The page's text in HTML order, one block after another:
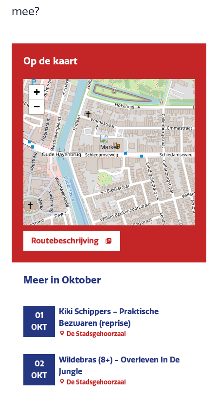
mee?
Op de kaart
+
−
Routebeschrijving
Meer in Oktober
01
OKT
Kiki Schippers - Praktische
Bezwaren (reprise)
De Stadsgehoorzaal
02
OKT
Wildebras (8+) - Overleven In De
Jungle
De Stadsgehoorzaal